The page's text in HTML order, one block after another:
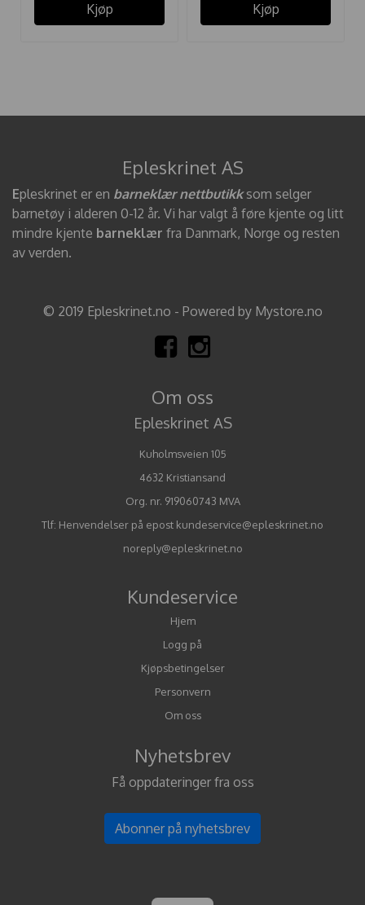
Kjøp Kjøp
Epleskrinet AS
Epleskrinet er en barneklær nettbutikksom selger
barnetøy i alderen 0-12 år. Vi har valgt å føre kjente og litt
mindre kjente barneklær fra Danmark, Norge og resten
av verden.
© 2019 Epleskrinet.no - Powered by Mystore.no
Om oss
Epleskrinet AS
Kuholmsveien 105
4632 Kristiansand
Org. nr. 919060743 MVA
Tlf: Henvendelser på epost kundeservice@epleskrinet.no
noreply@epleskrinet.no
Kundeservice
Hjem
Logg på
Kjøpsbetingelser
Personvern
Om oss
Nyhetsbrev
Få oppdateringer fra oss
Abonner på nyhetsbrev